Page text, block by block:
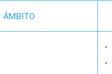
ÁMBITO